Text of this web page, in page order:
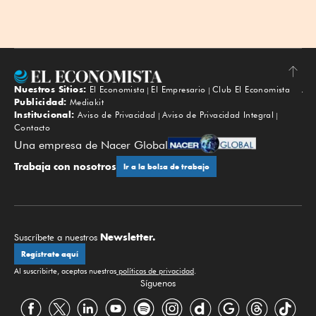
Subir
Nuestros Sitios: El Economista El Empresario
Club El Economista
Publicidad: Mediakit
Institucional: Aviso de Privacidad
Aviso de Privacidad Integral
Contacto
Una empresa de Nacer Global
Trabaja con nosotros Ir a la bolsa de trabajo
Suscríbete a nuestros Newsletter.
Regístrate aquí
Al suscribirte, aceptas nuestras políticas de privacidad.
Síguenos